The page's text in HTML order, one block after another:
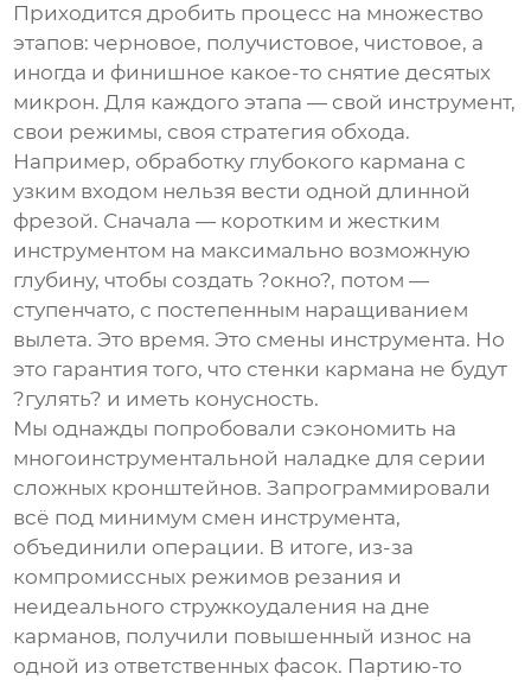
Приходится дробить процесс на множество
этапов: черновое, получистовое, чистовое, а
иногда и финишное какое-то снятие десятых
микрон. Для каждого этапа — свой инструмент,
свои режимы, своя стратегия обхода.
Например, обработку глубокого кармана с
узким входом нельзя вести одной длинной
фрезой. Сначала — коротким и жестким
инструментом на максимально возможную
глубину, чтобы создать ?окно?, потом —
ступенчато, с постепенным наращиванием
вылета. Это время. Это смены инструмента. Но
это гарантия того, что стенки кармана не будут
?гулять? и иметь конусность.
Мы однажды попробовали сэкономить на
многоинструментальной наладке для серии
сложных кронштейнов. Запрограммировали
всё под минимум смен инструмента,
объединили операции. В итоге, из-за
компромиссных режимов резания и
неидеального стружкоудаления на дне
карманов, получили повышенный износ на
одной из ответственных фасок. Партию-то